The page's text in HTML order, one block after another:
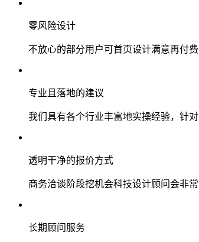
零风险设计
不放心的部分用户可首页设计满意再付
专业且落地的建议
我们具有各个行业丰富地实操经验，针
透明干净的报价方式
商务洽谈阶段挖机会科技设计顾问会非
长期顾问服务